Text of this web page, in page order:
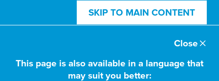
SKIP TO MAIN CONTENT
This page is also available in a language that
may suit you better:
Close